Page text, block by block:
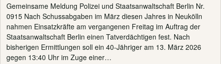
Gemeinsame Meldung Polizei und Staatsanwaltschaft Berlin Nr.
0915 Nach Schussabgaben im März diesen Jahres in Neukölln
nahmen Einsatzkräfte am vergangenen Freitag im Auftrag der
Staatsanwaltschaft Berlin einen Tatverdächtigen fest. Nach
bisherigen Ermittlungen soll ein 40-Jähriger am 13. März 2026
gegen 13:40 Uhr im Zuge einer…